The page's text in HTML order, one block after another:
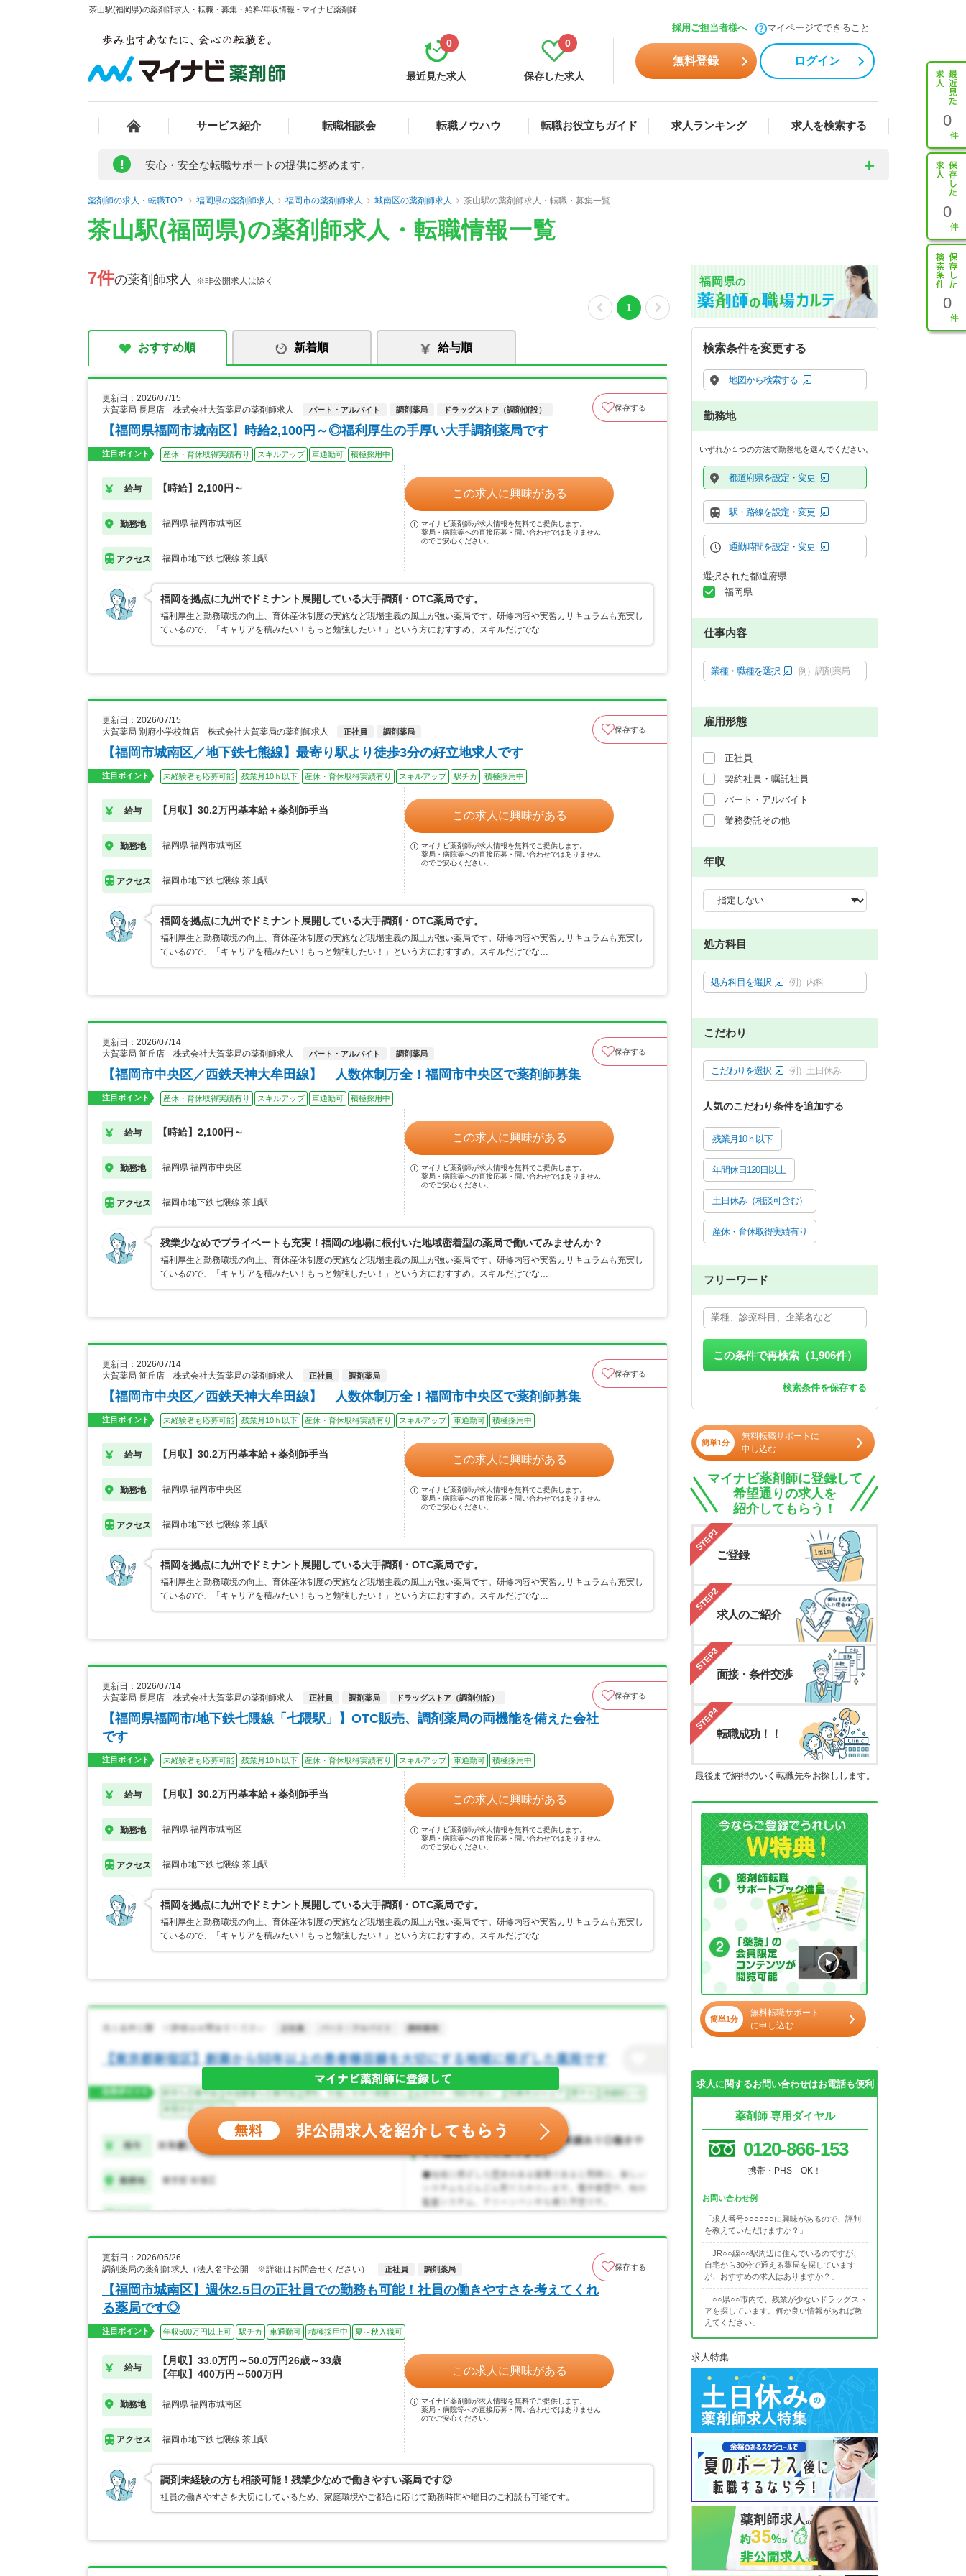
茶山駅(福岡県)の薬剤師求人・転職・募集・給料/年収情報 - マイナビ薬剤師
採用ご担当者様へ マイページでできること
最近見た求人
0
保存した求人
0
無料登録 ログイン
サービス紹介 転職相談会 転職ノウハウ 転職お役立ちガイド 求人ランキング 求人を検索する 0
0
0
! 安心・安全な転職サポートの提供に努めます。
薬剤師の求人・転職TOP 福岡県の薬剤師求人 福岡市の薬剤師求人 城南区の薬剤師求人 茶山駅の薬剤師求人・転職・募集一覧
茶山駅(福岡県)の薬剤師求人・転職情報一覧
7件の薬剤師求人 ※非公開求人は除く
1
おすすめ順 新着順 給与順
更新日：2026/07/15
大賀薬局 長尾店 株式会社大賀薬局の薬剤師求人
パート・アルバイト 調剤薬局 ドラッグストア（調剤併設） 保存する
【福岡県福岡市城南区】時給2,100円～◎福利厚生の手厚い大手調剤薬局です
注目ポイント 産休・育休取得実績有り スキルアップ 車通勤可 積極採用中
給与 【時給】2,100円～
勤務地 福岡県 福岡市城南区
アクセス 福岡市地下鉄七隈線 茶山駅
この求人に興味がある
マイナビ薬剤師が求人情報を無料でご提供します。
薬局・病院等への直接応募・問い合わせではありません
のでご安心ください。
福岡を拠点に九州でドミナント展開している大手調剤・OTC薬局です。
福利厚生と勤務環境の向上、育休産休制度の実施など現場主義の風土が強い薬局です。研修内容や実習カリキュラムも充実し
ているので、「キャリアを積みたい！もっと勉強したい！」という方におすすめ。スキルだけでな…
更新日：2026/07/15
大賀薬局 別府小学校前店 株式会社大賀薬局の薬剤師求人
正社員 調剤薬局 保存する
【福岡市城南区／地下鉄七熊線】最寄り駅より徒歩3分の好立地求人です
注目ポイント 未経験者も応募可能 残業月10ｈ以下 産休・育休取得実績有り スキルアップ 駅チカ 積極採用中
給与 【月収】30.2万円基本給＋薬剤師手当
勤務地 福岡県 福岡市城南区
アクセス 福岡市地下鉄七隈線 茶山駅
この求人に興味がある
マイナビ薬剤師が求人情報を無料でご提供します。
薬局・病院等への直接応募・問い合わせではありません
のでご安心ください。
福岡を拠点に九州でドミナント展開している大手調剤・OTC薬局です。
福利厚生と勤務環境の向上、育休産休制度の実施など現場主義の風土が強い薬局です。研修内容や実習カリキュラムも充実し
ているので、「キャリアを積みたい！もっと勉強したい！」という方におすすめ。スキルだけでな…
更新日：2026/07/14
大賀薬局 笹丘店 株式会社大賀薬局の薬剤師求人
パート・アルバイト 調剤薬局 保存する
【福岡市中央区／西鉄天神大牟田線】 人数体制万全！福岡市中央区で薬剤師募集
注目ポイント 産休・育休取得実績有り スキルアップ 車通勤可 積極採用中
給与 【時給】2,100円～
勤務地 福岡県 福岡市中央区
アクセス 福岡市地下鉄七隈線 茶山駅
この求人に興味がある
マイナビ薬剤師が求人情報を無料でご提供します。
薬局・病院等への直接応募・問い合わせではありません
のでご安心ください。
残業少なめでプライベートも充実！福岡の地場に根付いた地域密着型の薬局で働いてみませんか？
福利厚生と勤務環境の向上、育休産休制度の実施など現場主義の風土が強い薬局です。研修内容や実習カリキュラムも充実し
ているので、「キャリアを積みたい！もっと勉強したい！」という方におすすめ。スキルだけでな…
更新日：2026/07/14
大賀薬局 笹丘店 株式会社大賀薬局の薬剤師求人
正社員 調剤薬局 保存する
【福岡市中央区／西鉄天神大牟田線】 人数体制万全！福岡市中央区で薬剤師募集
注目ポイント 未経験者も応募可能 残業月10ｈ以下 産休・育休取得実績有り スキルアップ 車通勤可 積極採用中
給与 【月収】30.2万円基本給＋薬剤師手当
勤務地 福岡県 福岡市中央区
アクセス 福岡市地下鉄七隈線 茶山駅
この求人に興味がある
マイナビ薬剤師が求人情報を無料でご提供します。
薬局・病院等への直接応募・問い合わせではありません
のでご安心ください。
福岡を拠点に九州でドミナント展開している大手調剤・OTC薬局です。
福利厚生と勤務環境の向上、育休産休制度の実施など現場主義の風土が強い薬局です。研修内容や実習カリキュラムも充実し
ているので、「キャリアを積みたい！もっと勉強したい！」という方におすすめ。スキルだけでな…
更新日：2026/07/14
大賀薬局 長尾店 株式会社大賀薬局の薬剤師求人
正社員 調剤薬局 ドラッグストア（調剤併設） 保存する
【福岡県福岡市/地下鉄七隈線「七隈駅」】OTC販売、調剤薬局の両機能を備えた会社
です
注目ポイント 未経験者も応募可能 残業月10ｈ以下 産休・育休取得実績有り スキルアップ 車通勤可 積極採用中
給与 【月収】30.2万円基本給＋薬剤師手当
勤務地 福岡県 福岡市城南区
アクセス 福岡市地下鉄七隈線 茶山駅
この求人に興味がある
マイナビ薬剤師が求人情報を無料でご提供します。
薬局・病院等への直接応募・問い合わせではありません
のでご安心ください。
福岡を拠点に九州でドミナント展開している大手調剤・OTC薬局です。
福利厚生と勤務環境の向上、育休産休制度の実施など現場主義の風土が強い薬局です。研修内容や実習カリキュラムも充実し
ているので、「キャリアを積みたい！もっと勉強したい！」という方におすすめ。スキルだけでな…
更新日：2026/05/26
調剤薬局の薬剤師求人（法人名非公開 ※詳細はお問合せください）
正社員 調剤薬局 保存する
【福岡市城南区】週休2.5日の正社員での勤務も可能！社員の働きやすさを考えてくれ
る薬局です◎
注目ポイント 年収500万円以上可 駅チカ 車通勤可 積極採用中 夏～秋入職可
給与
【月収】33.0万円～50.0万円26歳～33歳
【年収】400万円～500万円
勤務地 福岡県 福岡市城南区
アクセス 福岡市地下鉄七隈線 茶山駅
この求人に興味がある
マイナビ薬剤師が求人情報を無料でご提供します。
薬局・病院等への直接応募・問い合わせではありません
のでご安心ください。
調剤未経験の方も相談可能！残業少なめで働きやすい薬局です◎
社員の働きやすさを大切にしているため、家庭環境やご都合に応じて勤務時間や曜日のご相談も可能です。
福岡県の
検索条件を変更する
地図から検索する
勤務地
いずれか１つの方法で勤務地を選んでください。
都道府県を設定・変更
駅・路線を設定・変更
通勤時間を設定・変更
選択された都道府県
福岡県
仕事内容
業種・職種を選択 例）調剤薬局
雇用形態
正社員
契約社員・嘱託社員
パート・アルバイト
業務委託その他
年収
処方科目
処方科目を選択 例）内科
こだわり
こだわりを選択 例）土日休み
人気のこだわり条件を追加する
残業月10ｈ以下
年間休日120日以上
土日休み（相談可含む）
産休・育休取得実績有り
フリーワード
この条件で再検索（1,906件）
検索条件を保存する
簡単1分
無料転職サポートに
申し込む
マイナビ薬剤師に登録して
希望通りの求人を
紹介してもらう！
STEP1
ご登録
STEP2
求人のご紹介
STEP3
面接・条件交渉
STEP4
転職成功！！
最後まで納得のいく転職先をお探しします。
簡単1分
無料転職サポート
に申し込む
求人に関するお問い合わせはお電話も便利
薬剤師 専用ダイヤル
0120-866-153
携帯・PHS OK！
お問い合わせ例
「求人番号○○○○○○に興味があるので、評判
を教えていただけますか？」
「JR○○線○○駅周辺に住んでいるのですが、
自宅から30分で通える薬局を探しています
が、おすすめの求人はありますか？」
「○○県○○市内で、残業が少ないドラッグスト
アを探しています。何か良い情報があれば教
えてください」
求人特集